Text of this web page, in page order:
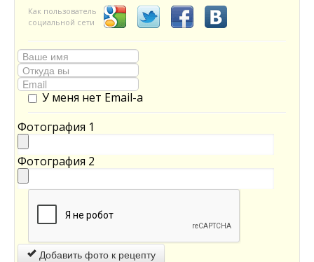
Как пользователь
социальной сети
У меня нет Email-а
Фотография 1
Фотография 2
Добавить фото к рецепту